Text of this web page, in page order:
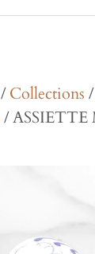
/Collections /
/